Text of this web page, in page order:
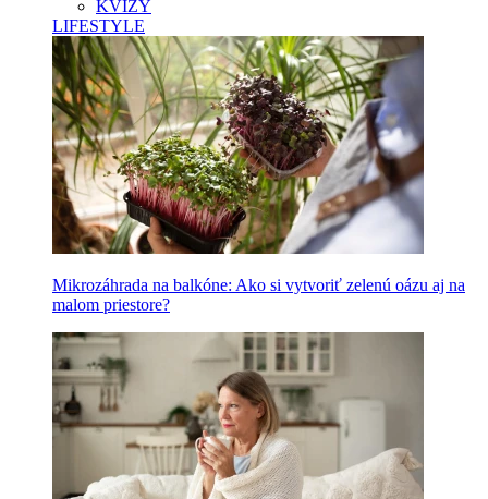
KVÍZY
LIFESTYLE
Mikrozáhrada na balkóne: Ako si vytvoriť zelenú oázu aj na
malom priestore?